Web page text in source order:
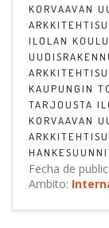
KORVAAVAN
ILOLAN
KAUPUNGIN
TARJOUSTA
KORVAAVAN
Fecha de
Ambito: